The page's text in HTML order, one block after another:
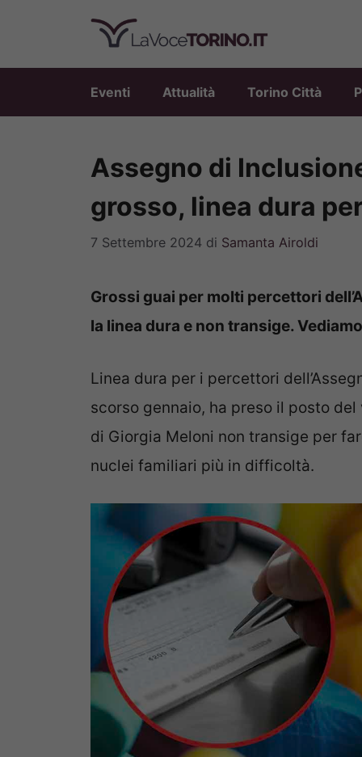
contenuto
Eventi Attualità Torino Città
Assegno di
grosso, linea dura
7 Settembre 2024 di Samanta Airoldi
Grossi guai per molti percettori
la linea dura e non transige.
Linea dura per i percettori
scorso gennaio, ha preso il posto
di Giorgia Meloni non transige per
nuclei familiari più in difficoltà.